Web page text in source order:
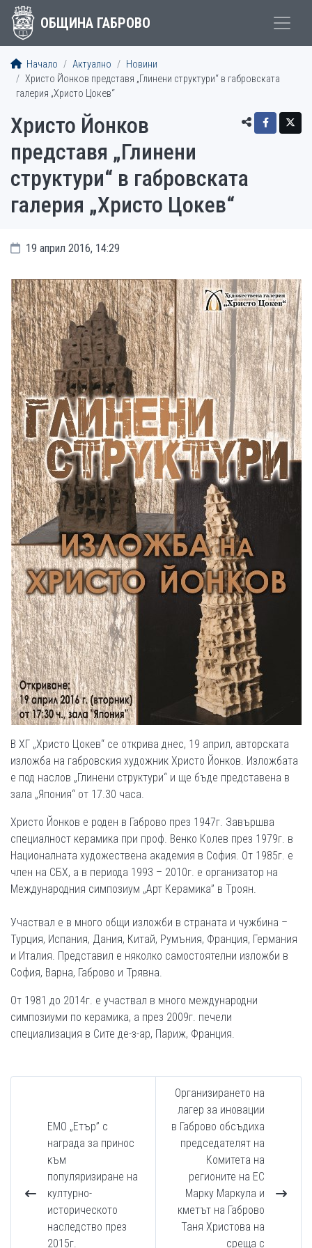
ОБЩИНА ГАБРОВО
Начало Актуално
Новини
Христо Йонков представя „Глинени структури“ в габровската
галерия „Христо Цокев“
Христо Йонков
представя „Глинени
структури“ в габровската
галерия „Христо Цокев“
19 април 2016, 14:29
В ХГ „Христо Цокев“ се открива днес, 19 април, авторската
изложба на габровския художник Христо Йонков. Изложбата
е под наслов „Глинени структури“ и ще бъде представена в
зала „Япония“ от 17.30 часа.
Христо Йонков е роден в Габрово през 1947г. Завършва
специалност керамика при проф. Венко Колев през 1979г. в
Националната художествена академия в София. От 1985г. е
член на СБХ, а в периода 1993 – 2010г. е организатор на
Международния симпозиум „Арт Керамика” в Троян.
Участвал е в много общи изложби в страната и чужбина –
Турция, Испания, Дания, Китай, Румъния, Франция, Германия
и Италия. Представил е няколко самостоятелни изложби в
София, Варна, Габрово и Трявна.
От 1981 до 2014г. е участвал в много международни
симпозиуми по керамика, а през 2009г. печели
специализация в Сите де-з-ар, Париж, Франция.
ЕМО „Етър” с
награда за принос
към
популяризиране на
културно-
историческото
наследство през
2015г.
Организирането на
лагер за иновации
в Габрово обсъдиха
председателят на
Комитета на
регионите на ЕС
Марку Маркула и
кметът на Габрово
Таня Христова на
среща с